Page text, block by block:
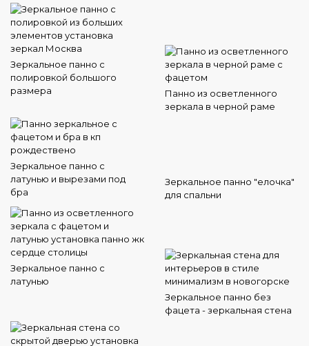
Зеркальное панно с
полировкой большого
размера
Панно из осветленного
зеркала в черной раме
Зеркальное панно с
латунью и вырезами под
бра
Зеркальное панно "елочка"
для спальни
Зеркальное панно с
латунью
Зеркальное панно без
фацета - зеркальная стена